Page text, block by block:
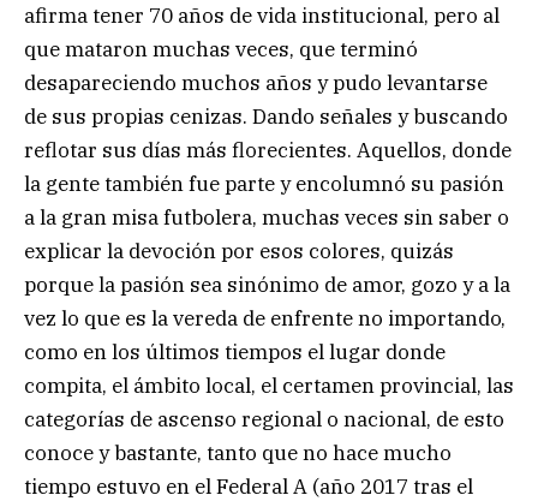
afirma tener 70 años de vida institucional, pero al
que mataron muchas veces, que terminó
desapareciendo muchos años y pudo levantarse
de sus propias cenizas. Dando señales y buscando
reflotar sus días más florecientes. Aquellos, donde
la gente también fue parte y encolumnó su pasión
a la gran misa futbolera, muchas veces sin saber o
explicar la devoción por esos colores, quizás
porque la pasión sea sinónimo de amor, gozo y a la
vez lo que es la vereda de enfrente no importando,
como en los últimos tiempos el lugar donde
compita, el ámbito local, el certamen provincial, las
categorías de ascenso regional o nacional, de esto
conoce y bastante, tanto que no hace mucho
tiempo estuvo en el Federal A (año 2017 tras el